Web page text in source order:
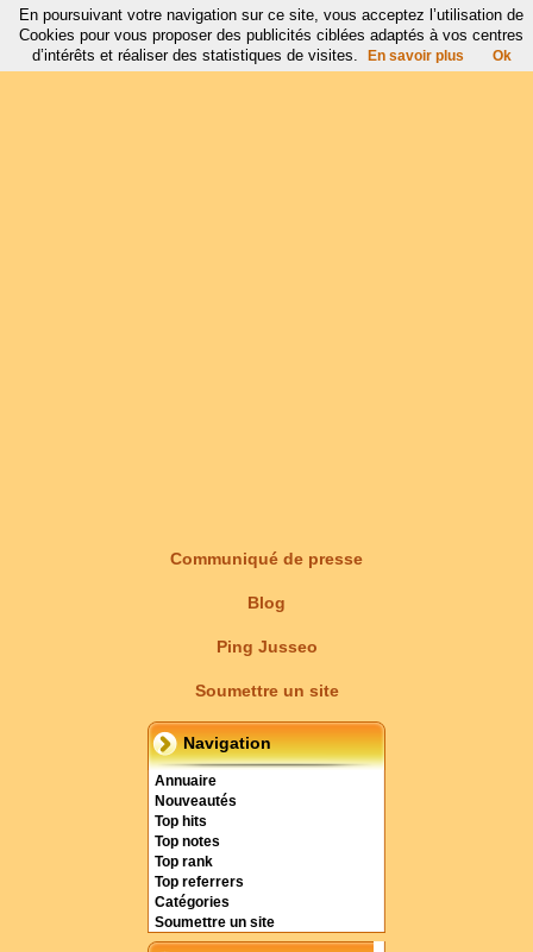
Communiqué de presse
Blog
Ping Jusseo
Soumettre un site
Navigation
Annuaire
Nouveautés
Top hits
Top notes
Top rank
Top referrers
Catégories
Soumettre un site
En poursuivant votre navigation sur ce site, vous acceptez l’utilisation de
Cookies pour vous proposer des publicités ciblées adaptés à vos centres
d’intérêts et réaliser des statistiques de visites.
En savoir plus Ok